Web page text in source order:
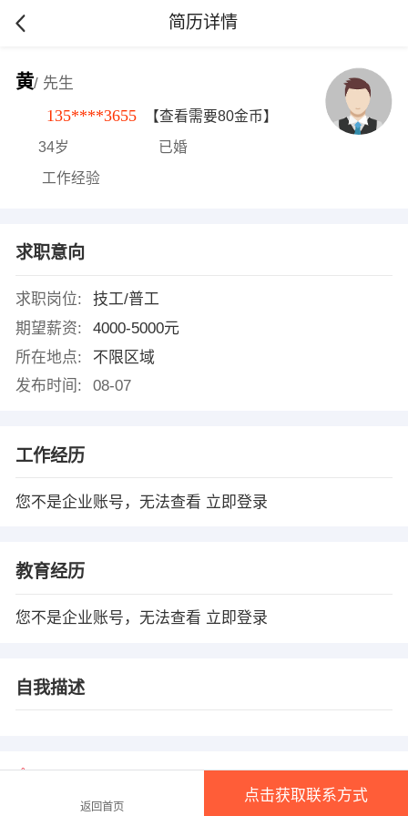
简历详情
黄/ 先生
135****3655 【查看需要80金币】
34岁 已婚
工作经验
求职意向
求职岗位:
技工/普工
期望薪资:
4000-5000元
所在地点:
不限区域
发布时间:
08-07
工作经历
您不是企业账号，无法查看 立即登录
教育经历
您不是企业账号，无法查看 立即登录
自我描述
1、本平台仅供信息发布，任何收取押金、保证金均有可能涉 及诈骗，请微友
返回首页
点击获取联系方式